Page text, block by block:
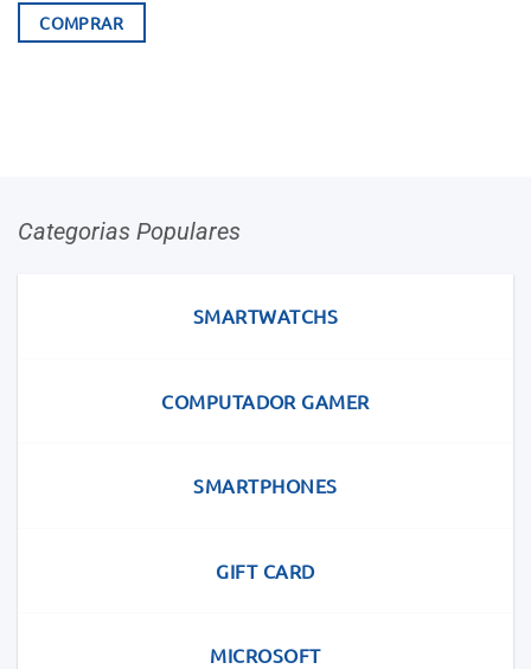
COMPRAR
Categorias Populares
SMARTWATCHS
COMPUTADOR GAMER
SMARTPHONES
GIFT CARD
MICROSOFT